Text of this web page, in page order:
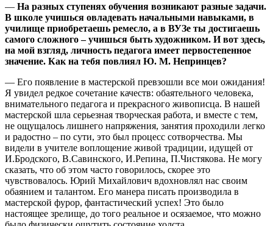
— На разных ступенях обучения возникают разные задачи.
В школе учишься овладевать начальными навыками, в
училище приобретаешь ремесло, а в ВУЗе ты достигаешь
самого сложного – учишься быть художником. И вот здесь,
на мой взгляд, личность педагога имеет первостепенное
значение. Как на тебя повлиял Ю. М. Непринцев?
— Его появление в мастерской превзошли все мои ожидания!
Я увидел редкое сочетание качеств: обаятельного человека,
внимательного педагога и прекрасного живописца. В нашей
мастерской шла серьезная творческая работа, и вместе с тем,
не ощущалось лишнего напряжения, занятия проходили легко
и радостно – по сути, это был процесс сотворчества. Мы
видели в учителе воплощение живой традиции, идущей от
И.Бродского, В.Савинского, И.Репина, П.Чистякова. Не могу
сказать, что об этом часто говорилось, скорее это
чувствовалось. Юрий Михайлович вдохновлял нас своим
обаянием и талантом. Его манера писать производила в
мастерской фурор, фантастический успех! Это было
настоящее зрелище, до того реальное и осязаемое, что можно